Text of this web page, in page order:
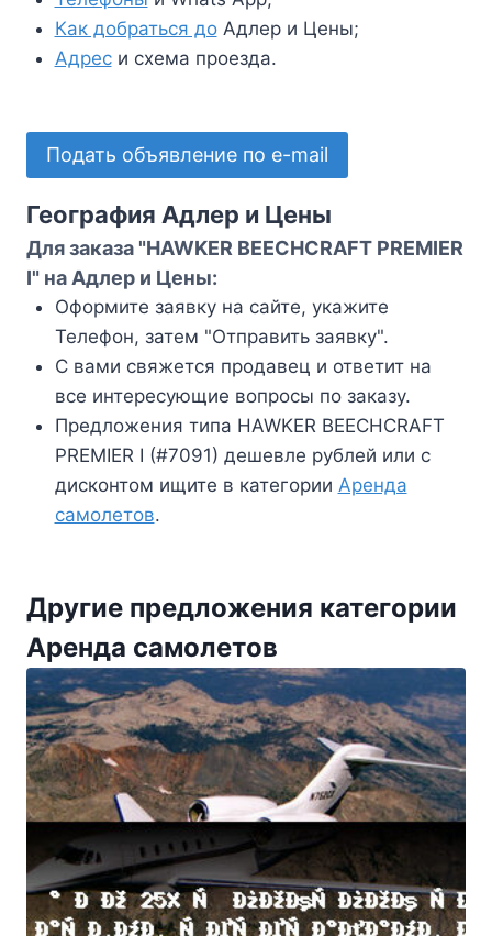
Как добраться доАдлер и Цены;
Адреси схема проезда.
Подать объявление по e-mail
География Адлер и Цены
Для заказа "HAWKER BEECHCRAFT PREMIER
I" на Адлер и Цены:
Оформите заявку на сайте, укажите
Телефон, затем "Отправить заявку".
С вами свяжется продавец и ответит на
все интересующие вопросы по заказу.
Предложения типа HAWKER BEECHCRAFT
PREMIER I (#7091) дешевле рублей или с
дисконтом ищите в категории Аренда
самолетов.
Другие предложения категории
Аренда самолетов